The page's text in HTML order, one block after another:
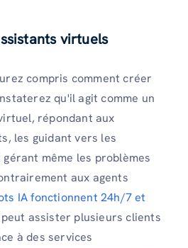
virtuels
compris comment créer
qu'il agit comme un
répondant aux
les guidant vers les
même les problèmes
aux agents
IA fonctionnent 24h/7 et
assister plusieurs clients
à des services